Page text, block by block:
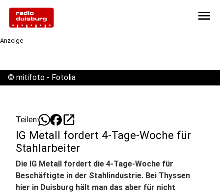
menu
Anzeige
© mitifoto - Fotolia
Teilen: open_in_new
IG Metall fordert 4-Tage-Woche für
Stahlarbeiter
Die IG Metall fordert die 4-Tage-Woche für
Beschäftigte in der Stahlindustrie. Bei Thyssen
hier in Duisburg hält man das aber für nicht